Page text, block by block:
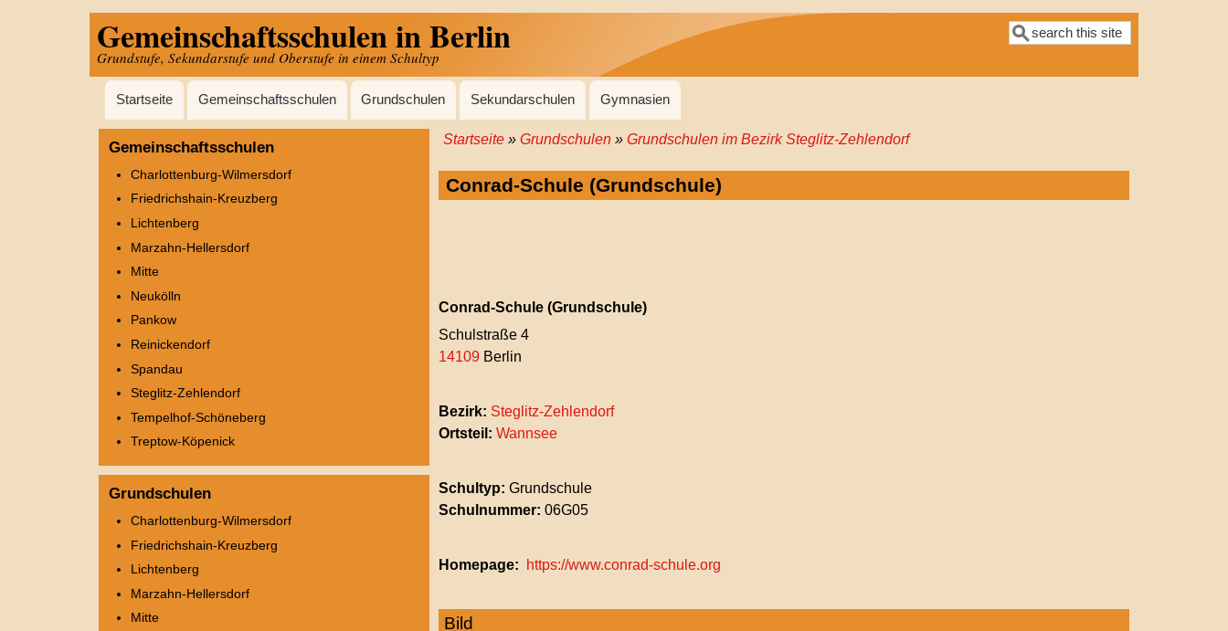
Suche
Gemeinschaftsschulen in Berlin
Grundstufe, Sekundarstufe und Oberstufe in einem Schultyp
Hauptnavigation
Startseite Gemeinschaftsschulen Grundschulen Sekundarschulen Gymnasien
Startseite Grundschulen Grundschulen im Bezirk Steglitz-Zehlendorf
Conrad-Schule (Grundschule)
Conrad-Schule (Grundschule)
Schulstraße 4
14109 Berlin
Bezirk: Steglitz-Zehlendorf
Ortsteil: Wannsee
Schultyp: Grundschule
Schulnummer: 06G05
Homepage https://www.conrad-schule.org
Bild
Gemeinschaftsschulen
Charlottenburg-Wilmersdorf
Friedrichshain-Kreuzberg
Lichtenberg
Marzahn-Hellersdorf
Mitte
Neukölln
Pankow
Reinickendorf
Spandau
Steglitz-Zehlendorf
Tempelhof-Schöneberg
Treptow-Köpenick
Grundschulen
Charlottenburg-Wilmersdorf
Friedrichshain-Kreuzberg
Lichtenberg
Marzahn-Hellersdorf
Mitte